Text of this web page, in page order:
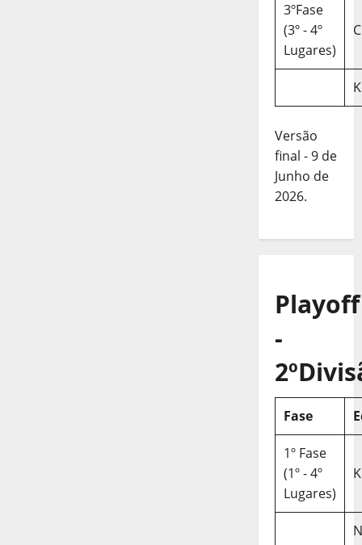
3ºFase
(3º - 4º
Lugares)
Versão
final - 9 de
Junho de
2026.
Playoff
-
Fase
1º Fase
(1º - 4º
Lugares)